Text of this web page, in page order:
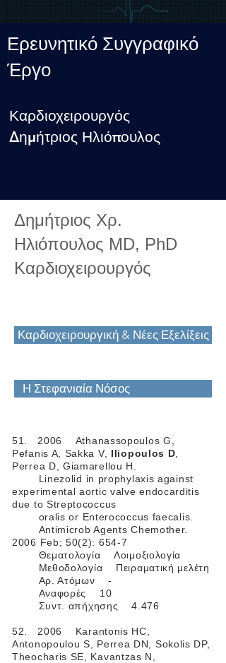
Ερευνητικό Συγγραφικό
Έργο
Καρδιοχειρουργός
Δημήτριος Ηλιόπουλος
Δημήτριος Χρ.
Ηλιόπουλος MD, PhD
Καρδιοχειρουργός
Καρδιοχειρουργική & Νέες Εξελίξεις
Η Στεφανιαία Νόσος
51. 2006 Athanassopoulos G,
Pefanis A, Sakka V, Iliopoulos D
Perrea D, Giamarellou H.
Linezolid in prophylaxis against
experimental aortic valve endocarditis
due to Streptococcus
oralis or Enterococcus faecalis.
Antimicrob Agents Chemother.
2006 Feb; 50(2): 654-7
Θεματολογία Λοιμοξιολογία
Μεθοδολογία Πειραματική μελέτη
Αρ. Ατόμων -
Αναφορές 10
Συντ. απήχησης 4.476
52. 2006 Karantonis HC,
Antonopoulou S, Perrea DN, Sokolis DP,
Theocharis SE, Kavantzas N,